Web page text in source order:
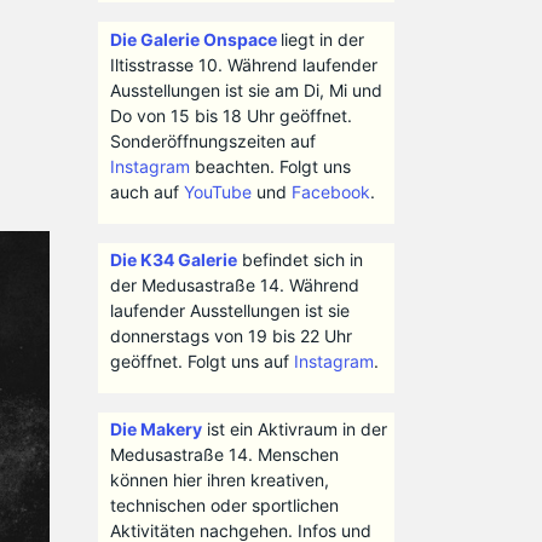
Die Galerie Onspace liegt in der
Iltisstrasse 10. Während laufender
Ausstellungen ist sie am Di, Mi und
Do von 15 bis 18 Uhr geöffnet.
Sonderöffnungszeiten auf
Instagram beachten. Folgt uns
auch auf YouTubeund Facebook.
Die K34 Galeriebefindet sich in
der Medusastraße 14. Während
laufender Ausstellungen ist sie
donnerstags von 19 bis 22 Uhr
geöffnet. Folgt uns auf Instagram.
Die Makeryist ein Aktivraum in der
Medusastraße 14. Menschen
können hier ihren kreativen,
technischen oder sportlichen
Aktivitäten nachgehen. Infos und